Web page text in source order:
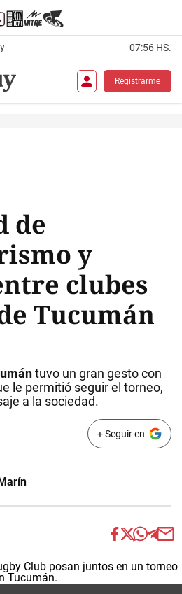
07:56 HS.
Registrarme
de
y
clubes
Tucumán
tuvo un gran gesto con
le permitió seguir el torneo,
a la sociedad.
+ Seguir en